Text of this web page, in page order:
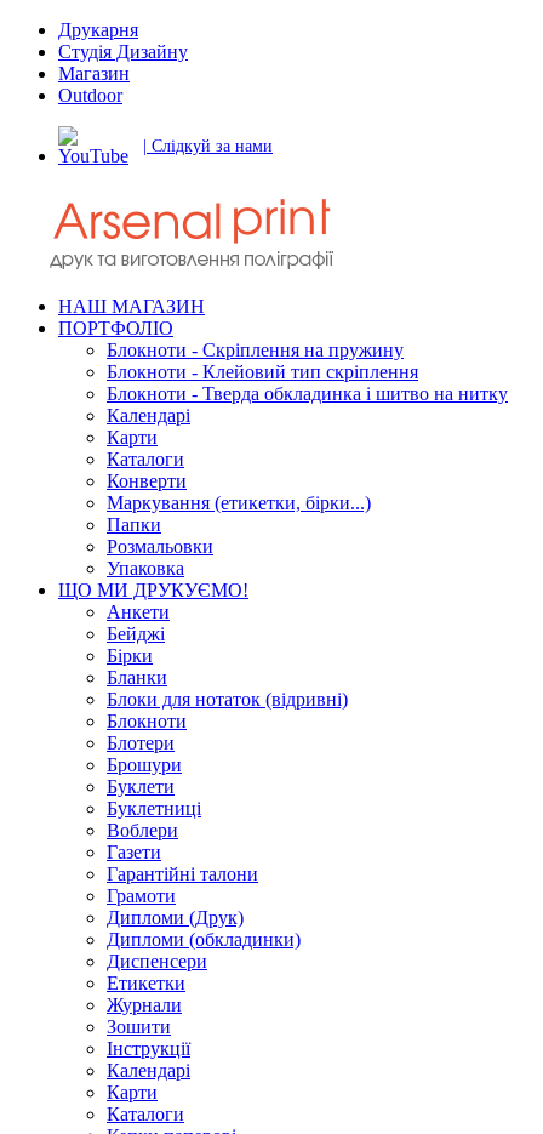
Друкарня
Студія Дизайну
Магазин
Outdoor
| Слідкуй за нами
НАШ МАГАЗИН
ПОРТФОЛІО
Блокноти - Скріплення на пружину
Блокноти - Клейовий тип скріплення
Блокноти - Тверда обкладинка і шитво на нитку
Календарі
Карти
Каталоги
Конверти
Маркування (етикетки, бірки...)
Папки
Розмальовки
Упаковка
ЩО МИ ДРУКУЄМО!
Анкети
Бейджі
Бірки
Бланки
Блоки для нотаток (відривні)
Блокноти
Блотери
Брошури
Буклети
Буклетниці
Воблери
Газети
Гарантійні талони
Грамоти
Дипломи (Друк)
Дипломи (обкладинки)
Диспенсери
Етикетки
Журнали
Зошити
Інструкції
Календарі
Карти
Каталоги